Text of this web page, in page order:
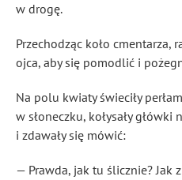
w drogę.
Przechodząc koło cmentarza,
ojca, aby się pomodlić i
Na polu kwiaty świeciły
w słoneczku, kołysały
i zdawały się mówić:
— Prawda, jak tu ślicznie? Jak